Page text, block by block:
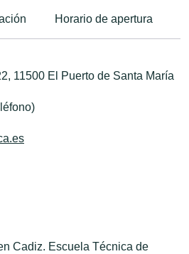
Horario de apertura
11500 El Puerto de Santa María
Cadiz. Escuela Técnica de